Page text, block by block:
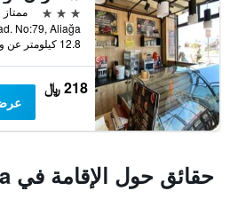
3 نجوم
ممتاز 8.1
12.8 كيلومتر عن وسط المدينة
218 ﷼
حقائق حول الإقامة في Aliağa